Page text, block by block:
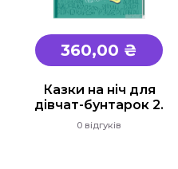
360,00 ₴
Казки на ніч для
дівчат-бунтарок 2.
0 відгуків
Підручники
1 клас
2 клас
3 клас
Універсальна